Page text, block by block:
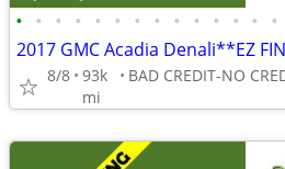
• • • • • • • • • • • • • •
2017 GMC Acadia Denali**EZ
8/8 93k
mi